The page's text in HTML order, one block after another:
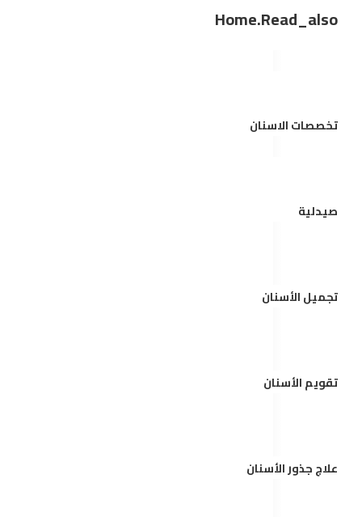
Home.read_also
تخصصات الاسنان
صيدلية
تجميل الأسنان
تقويم الأسنان
علاج جذور الأسنان